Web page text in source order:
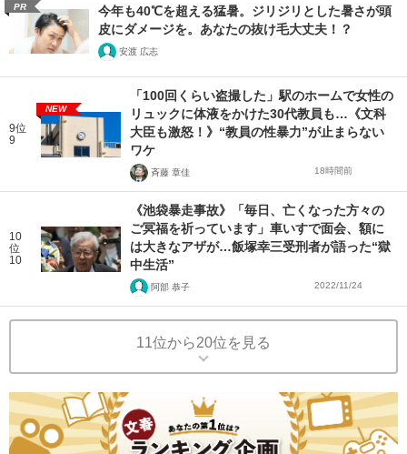
PR
今年も40℃を超える猛暑。ジリジリとした暑さが頭
皮にダメージを。あなたの抜け毛大丈夫！？
安渡 広志
9位
9
NEW
「100回くらい盗撮した」駅のホームで女性の
リュックに体液をかけた30代教員も…《文科
大臣も激怒！》“教員の性暴力”が止まらない
ワケ
斉藤 章佳 18時間前
10
位
10
《池袋暴走事故》「毎日、亡くなった方々の
ご冥福を祈っています」車いすで面会、額に
は大きなアザが…飯塚幸三受刑者が語った“獄
中生活”
阿部 恭子 2022/11/24
11位から20位を見る